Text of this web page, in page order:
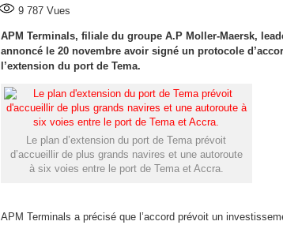
9 787Vues
APM Terminals, filiale du groupe A.P Moller-Maersk,
annoncé le 20 novembre avoir signé un protocole
l’extension du port de Tema.
Le plan d’extension du port de Tema prévoit
d’accueillir de plus grands navires et une autoroute
à six voies entre le port de Tema et Accra.
APM Terminals a précisé que l’accord prévoit un